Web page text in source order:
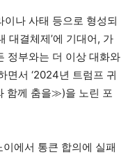
나 사태 등으로 형성되
대결체제’에 기대어, 가
정부와는 더 이상 대화와
면서 ‘2024년 트럼프 귀
함께 춤을≫)을 노린 포
에서 통큰 합의에 실패